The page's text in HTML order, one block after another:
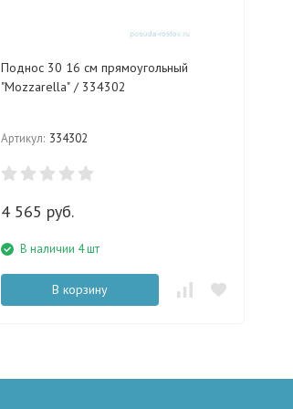
Поднос 30 16 см прямоугольный
"Mozzarella" / 334302
Артикул: 334302
4 565 руб.
В наличии 4 шт
В корзину